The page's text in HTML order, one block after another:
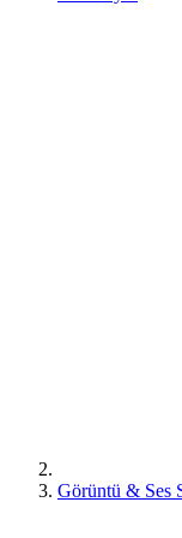
Görüntü & Ses